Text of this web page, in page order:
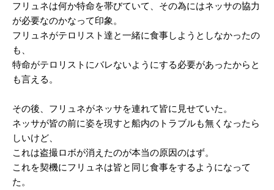
フリュネは何か特命を帯びていて、その為にはネッサの協力
が必要なのかなって印象。
フリュネがテロリスト達と一緒に食事しようとしなかったの
も、
特命がテロリストにバレないようにする必要があったからと
も言える。
その後、フリュネがネッサを連れて皆に見せていた。
ネッサが皆の前に姿を現すと船内のトラブルも無くなったら
しいけど、
これは盗撮ロボが消えたのが本当の原因のはず。
これを契機にフリュネは皆と同じ食事をするようになって
た。